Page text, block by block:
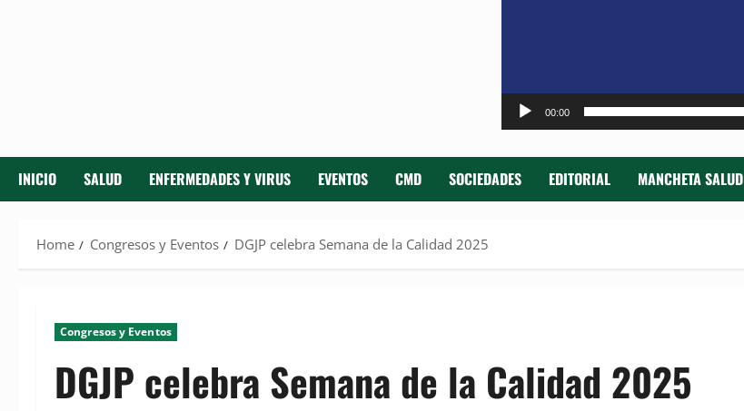
00:00
INICIO SALUD ENFERMEDADES Y VIRUS EVENTOS CMD SOCIEDADES EDITORIAL MANCHETA SALUD
Home Congresos y Eventos DGJP celebra Semana de la Calidad 2025
Congresos y Eventos
DGJP celebra Semana de la Calidad 2025